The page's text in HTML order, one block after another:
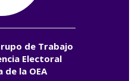
de Trabajo
Electoral
de la OEA